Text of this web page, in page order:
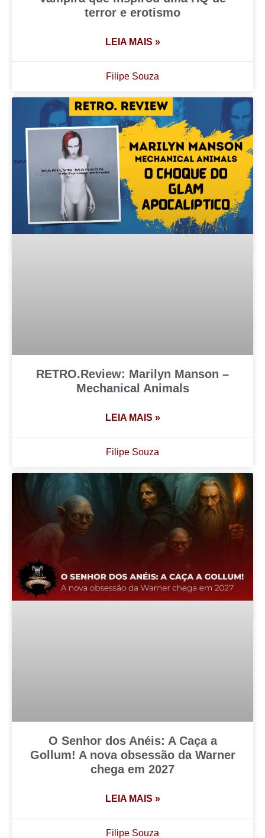
terror e erotismo
LEIA MAIS »
Filipe Souza
RETRO.Review: Marilyn Manson –
Mechanical Animals
LEIA MAIS »
Filipe Souza
O Senhor dos Anéis: A Caça a
Gollum! A nova obsessão da Warner
chega em 2027
LEIA MAIS »
Filipe Souza